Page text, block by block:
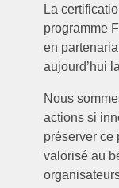
La
programme
en
aujourd’hui
Nous
actions si
préserver ce
valorisé au